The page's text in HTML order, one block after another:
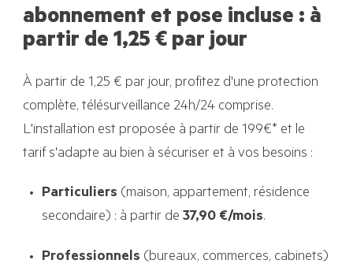
abonnement et pose incluse : à
partir de 1,25 € par jour
À partir de 1,25 € par jour, profitez d'une protection
complète, télésurveillance 24h/24 comprise.
L'installation est proposée à partir de 199€* et le
tarif s'adapte au bien à sécuriser et à vos besoins :
Particuliers (maison, appartement, résidence
secondaire) : à partir de37,90 €/mois.
Professionnels (bureaux, commerces, cabinets)